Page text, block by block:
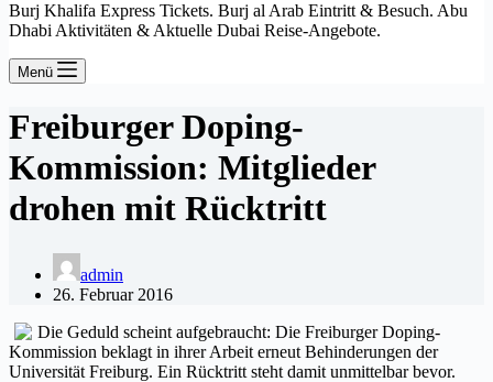
Burj Khalifa Express Tickets. Burj al Arab Eintritt & Besuch. Abu
Dhabi Aktivitäten & Aktuelle Dubai Reise-Angebote.
Menü
Freiburger Doping-
Kommission: Mitglieder
drohen mit Rücktritt
admin
26. Februar 2016
Die Geduld scheint aufgebraucht: Die Freiburger Doping-
Kommission beklagt in ihrer Arbeit erneut Behinderungen der
Universität Freiburg. Ein Rücktritt steht damit unmittelbar bevor.